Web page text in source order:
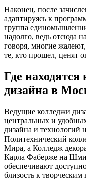
Наконец, после
адаптируясь к
группа
надолго, ведь отсюда
говоря, многие
те, кто прошел, ценят
Где
дизайна в
Ведущие колледжи
центральных и
дизайна и технологий
Политехнический
Мира, а Колледж
Карла Фаберже на
обеспечивают
близость к творческим